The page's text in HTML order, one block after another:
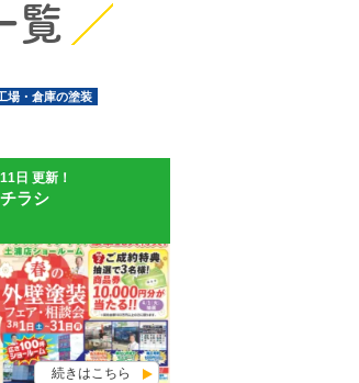
覧
場・倉庫の塗装
日 更新！
ラシ
続きはこちら